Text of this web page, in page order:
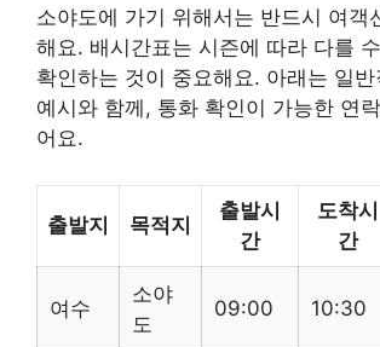
소야도에 가기 위해서는 반드시 여객
해요. 배시간표는 시즌에 따라 다를
확인하는 것이 중요해요. 아래는 일
예시와 함께, 통화 확인이 가능한 연
어요.
출발지 목적지
출발시
간
도착시
간
여수
소야
도
09:00 10:30